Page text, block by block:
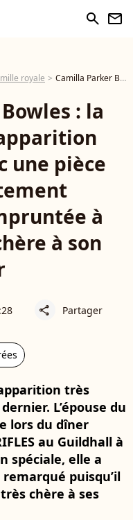
search newsletter
royale Camilla Parker Bowles : la reine fait une apparition remarquée avec une pièce rare et hautement symbolique, empruntée à une personne chère à son coeur
: la
une pièce
à
à son
share Partager
très
L’épouse du
lors du dîner
au Guildhall à
spéciale, elle a
puisqu’il
chère à ses